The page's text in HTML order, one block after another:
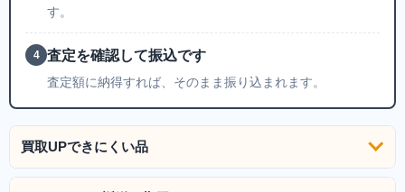
す。
4 査定を確認して振込です
査定額に納得すれば、そのまま振り込まれます。
買取UPできにくい品